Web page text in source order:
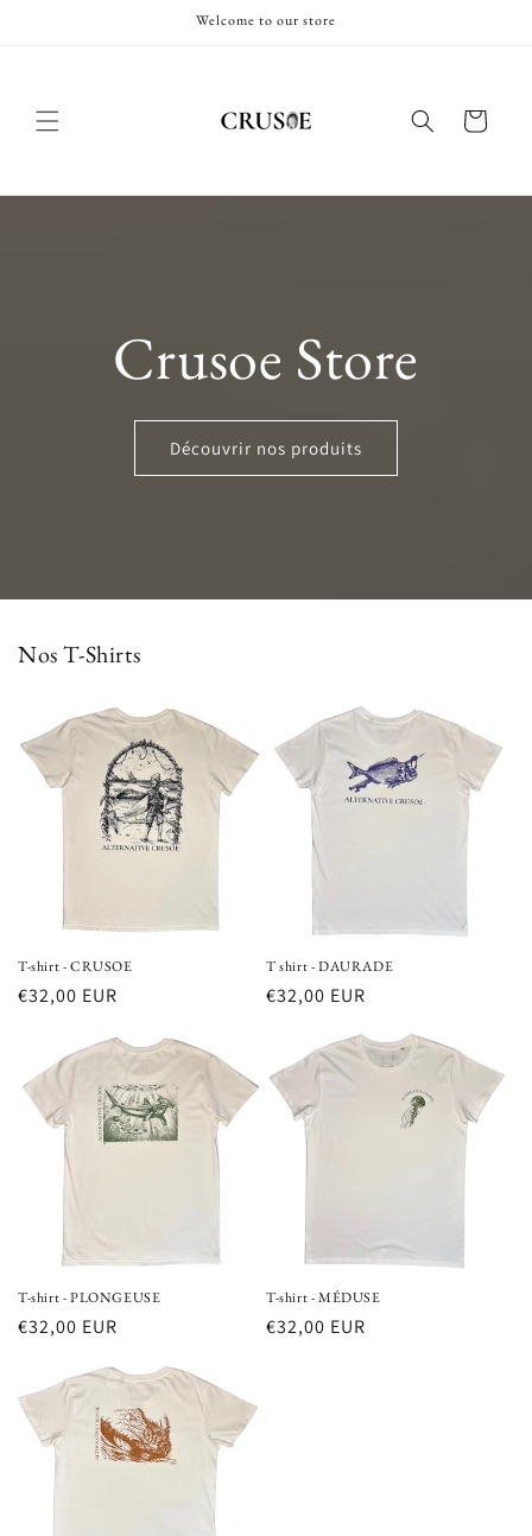
Welcome to our store
Panier
Crusoe Store
Découvrir nos produits
Nos T-Shirts
T-shirt - CRUSOE
Prix
€32,00 EUR
T shirt - DAURADE
Prix
€32,00 EUR
T-shirt - PLONGEUSE
Prix
€32,00 EUR
T-shirt - MÉDUSE
Prix
€32,00 EUR